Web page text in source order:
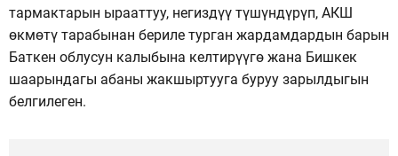
тармактарын ырааттуу, негиздүү түшүндүрүп, АКШ
өкмөтү тарабынан бериле турган жардамдардын барын
Баткен облусун калыбына келтирүүгө жана Бишкек
шаарындагы абаны жакшыртууга буруу зарылдыгын
белгилеген.